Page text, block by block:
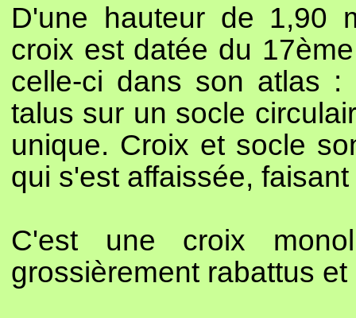
D'une hauteur de 1,90
croix est datée du
celle-ci dans son atlas
talus sur un socle
unique. Croix et socle
qui s'est affaissée,
C'est une croix
grossièrement rabattus